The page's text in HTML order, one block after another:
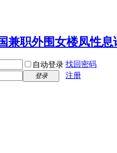
自动登录 找回密码
登录
注册